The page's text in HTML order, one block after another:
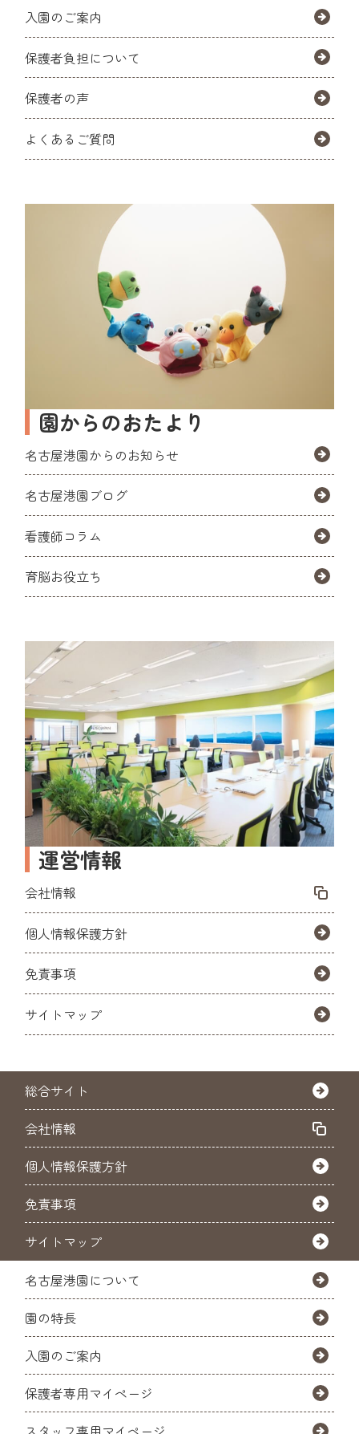
入園のご案内
保護者負担について
保護者の声
よくあるご質問
園からのおたより
名古屋港園からのお知らせ
名古屋港園ブログ
看護師コラム
育脳お役立ち
運営情報
会社情報
個人情報保護方針
免責事項
サイトマップ
総合サイト
会社情報
個人情報保護方針
免責事項
サイトマップ
名古屋港園について
園の特長
入園のご案内
保護者専用マイページ